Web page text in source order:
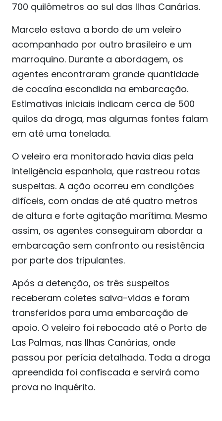
700 quilômetros ao sul das Ilhas Canárias.
Marcelo estava a bordo de um veleiro
acompanhado por outro brasileiro e um
marroquino. Durante a abordagem, os
agentes encontraram grande quantidade
de cocaína escondida na embarcação.
Estimativas iniciais indicam cerca de 500
quilos da droga, mas algumas fontes falam
em até uma tonelada.
O veleiro era monitorado havia dias pela
inteligência espanhola, que rastreou rotas
suspeitas. A ação ocorreu em condições
difíceis, com ondas de até quatro metros
de altura e forte agitação marítima. Mesmo
assim, os agentes conseguiram abordar a
embarcação sem confronto ou resistência
por parte dos tripulantes.
Após a detenção, os três suspeitos
receberam coletes salva-vidas e foram
transferidos para uma embarcação de
apoio. O veleiro foi rebocado até o Porto de
Las Palmas, nas Ilhas Canárias, onde
passou por perícia detalhada. Toda a droga
apreendida foi confiscada e servirá como
prova no inquérito.